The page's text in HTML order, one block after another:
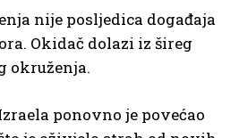
nije posljedica događaja
Okidač dolazi iz šireg
okruženja.
ponovno je povećao